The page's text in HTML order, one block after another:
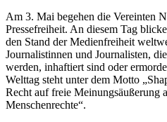
Am 3. Mai begehen die Vereinten
Pressefreiheit. An diesem Tag
den Stand der Medienfreiheit
Journalistinnen und Journalisten,
werden, inhaftiert sind oder
Welttag steht unter dem Motto
Recht auf freie Meinungsäußerung
Menschenrechte“.